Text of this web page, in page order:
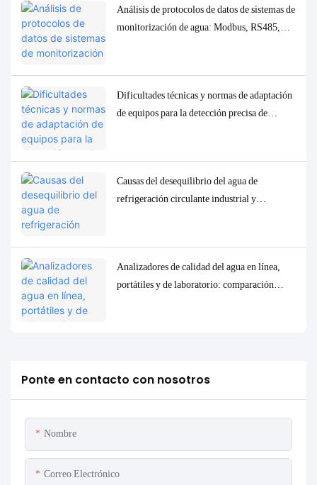
Análisis de protocolos de datos de sistemas de
monitorización de agua: Modbus, RS485,
Dificultades técnicas y normas de adaptación
de equipos para la detección precisa de
Causas del desequilibrio del agua de
refrigeración circulante industrial y
Analizadores de calidad del agua en línea,
portátiles y de laboratorio: comparación
Ponte en contacto con nosotros
Nombre
Correo Electrónico